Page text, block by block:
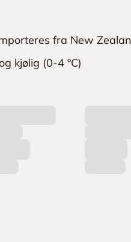
fra New
kjølig (0-4 ºC)